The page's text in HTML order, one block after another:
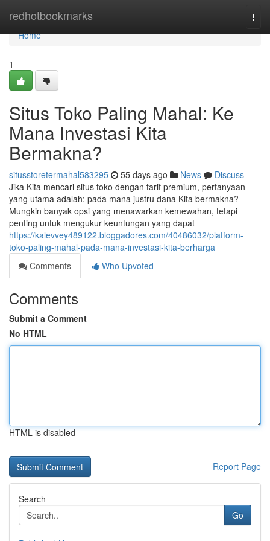
redhotbookmarks
Home
Home
1
Situs Toko Paling Mahal: Ke
Mana Investasi Kita
Bermakna?
situsstoretermahal583295 55 days ago News
Discuss
Jika Kita mencari situs toko dengan tarif premium, pertanyaan
yang utama adalah: pada mana justru dana Kita bermakna?
Mungkin banyak opsi yang menawarkan kemewahan, tetapi
penting untuk mengukur keuntungan yang dapat
https://kalevvey489122.bloggadores.com/40486032/platform-
toko-paling-mahal-pada-mana-investasi-kita-berharga
Comments
Who Upvoted
Comments
Submit a Comment
No HTML
HTML is disabled
Report Page
Search
Go